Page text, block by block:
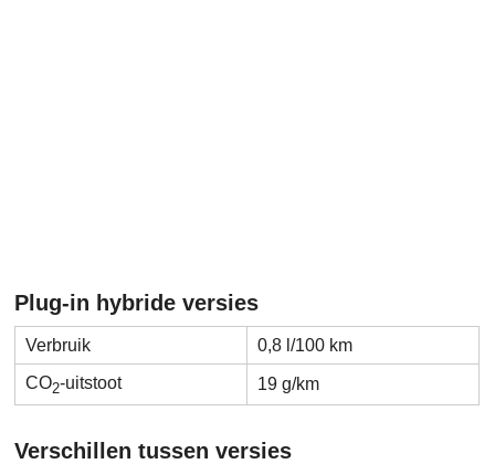
Plug-in hybride versies
Verbruik
0,8 l/100 km
CO2-uitstoot 19 g/km
Verschillen tussen versies